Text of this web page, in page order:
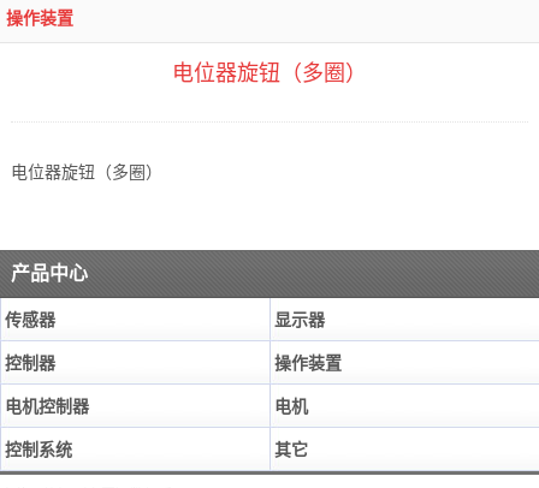
操作装置
电位器旋钮（多圈）
电位器旋钮（多圈）
产品中心
传感器 显示器
控制器 操作装置
电机控制器 电机
控制系统 其它